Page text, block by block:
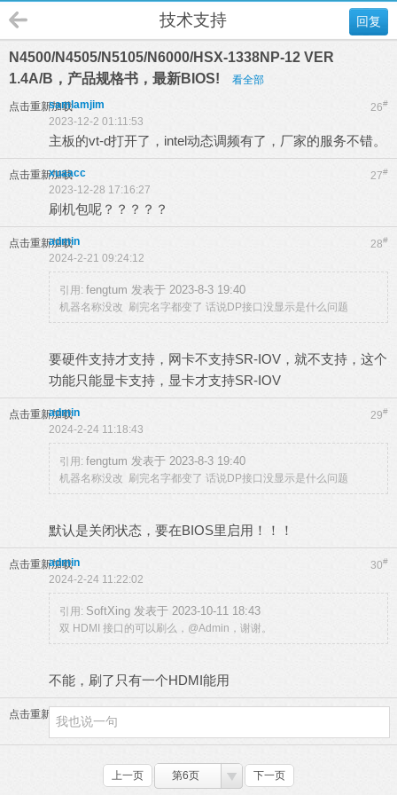
回复
技术支持
N4500/N4505/N5105/N6000/HSX-1338NP-12 VER
1.4A/B，产品规格书，最新BIOS!
看全部
点击重新加载 26#
samlamjim
2023-12-2 01:11:53
主板的vt-d打开了，intel动态调频有了，厂家的服务不错。
点击重新加载 27#
xuaacc
2023-12-28 17:16:27
刷机包呢？？？？？
点击重新加载 28#
admin
2024-2-21 09:24:12
引用: fengtum 发表于 2023-8-3 19:40
机器名称没改 刷完名字都变了 话说DP接口没显示是什么问题
要硬件支持才支持，网卡不支持SR-IOV，就不支持，这个
功能只能显卡支持，显卡才支持SR-IOV
点击重新加载 29#
admin
2024-2-24 11:18:43
引用: fengtum 发表于 2023-8-3 19:40
机器名称没改 刷完名字都变了 话说DP接口没显示是什么问题
默认是关闭状态，要在BIOS里启用！！！
点击重新加载 30#
admin
2024-2-24 11:22:02
引用: SoftXing 发表于 2023-10-11 18:43
双 HDMI 接口的可以刷么，@Admin，谢谢。
不能，刷了只有一个HDMI能用
点击重新加载
上一页 第6页 下一页